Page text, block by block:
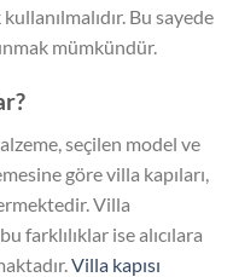
Bu sayede
mümkündür.
seçilen model ve
göre villa kapıları,
Villa
farklılıklar ise alıcılara
Villa kapısı